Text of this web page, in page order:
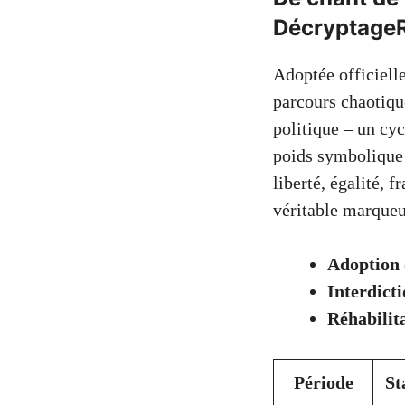
Adoptée
parcours
politique – un
poids
liberté, égalité,
véritable
Adoption
Période